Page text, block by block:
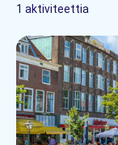
Italian
1 aktiviteettia